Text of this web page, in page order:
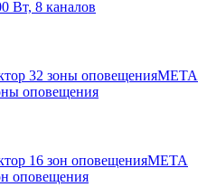
Вт, 8 каналов
МЕТА
оповещения
МЕТА
оповещения